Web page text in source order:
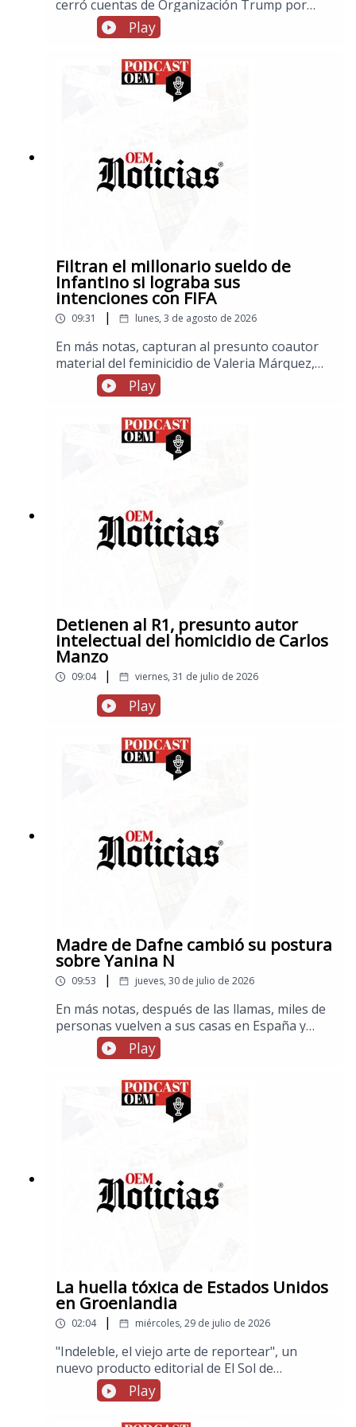
cerró cuentas de Organización Trump por
posible lavado de dinero, en notas de El Esto,
México domina en el triatlón de los Juegos
Centroamericanos y del Caribe, y en los
espectáculos, Ariana Grande anuncia que
dejará la vida pública tras concluir su gira
debido a las críticas sobre su físico
Play
Filtran el millonario sueldo de
Infantino si lograba sus
intenciones con FIFA
09:31 | lunes, 3 de agosto de 2026
En más notas, capturan al presunto coautor
material del feminicidio de Valeria Márquez,
en información internacional, Trump anuncia
que este lunes se iniciarán nuevas
conversaciones con Irán, tras aplazar ataques,
y en los espectáculos, fallece Carlos del
Campo, actor de doblaje que prestó la voz a
“Slinky” en “Toy Stoy”
Play
Detienen al R1, presunto autor
intelectual del homicidio de Carlos
Manzo
09:04 | viernes, 31 de julio de 2026
Play
Madre de Dafne cambió su postura
sobre Yanina N
09:53 | jueves, 30 de julio de 2026
En más notas, después de las llamas, miles de
personas vuelven a sus casas en España y
Francia, en los espectáculos, cuatro mujeres
acusan a Jared Leto de conducta sexual
delictiva cuando eran adolescentes, por otra
parte, muere a los 75 años el músico Javier
Martín del Campo, líder de La Revolución de
Play
La huella tóxica de Estados Unidos
en Groenlandia
02:04 | miércoles, 29 de julio de 2026
"Indeleble, el viejo arte de reportear", un
nuevo producto editorial de El Sol de
México.Estados Unidos ha dejado en
Groenlandia una contaminación más extensa
de lo que se había revelado
Play